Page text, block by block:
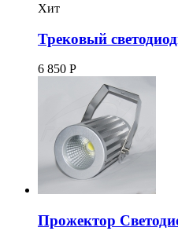
Хит
Трековый
6 850 Р
Прожектор